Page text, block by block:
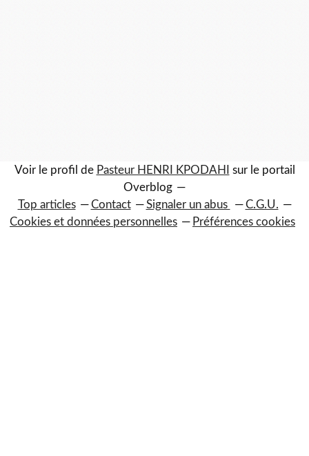
Voir le profil de Pasteur HENRI KPODAHI
sur le portail
Overblog
Top articles
Contact Signaler un abus
C.G.U.
Cookies et données personnelles
Préférences cookies